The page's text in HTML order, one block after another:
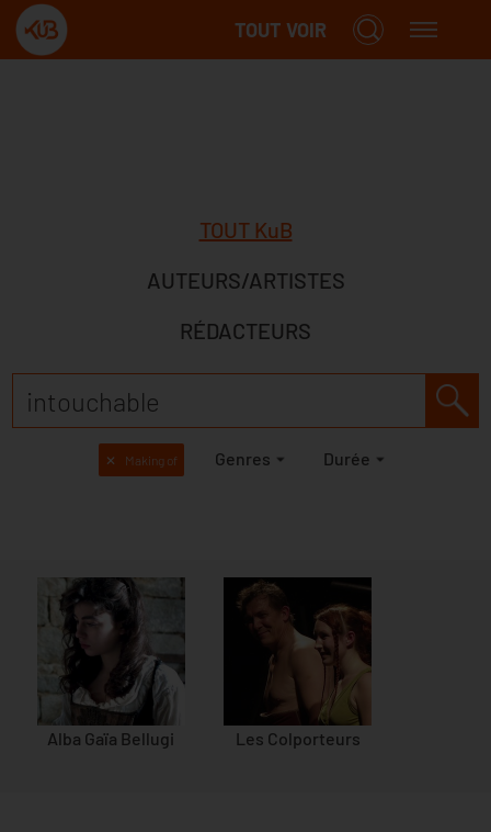
TOUT VOIR
TOUT KuB
AUTEURS/ARTISTES
RÉDACTEURS
✕ Making of Genres Durée
Alba Gaïa Bellugi Les Colporteurs